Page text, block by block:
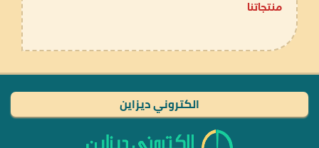
منتجاتنا
الكتروني ديزاين